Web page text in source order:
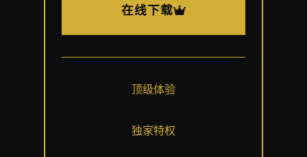
在线下载
顶级体验
独家特权